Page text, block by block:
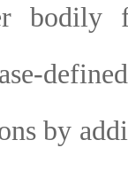
bodily
by